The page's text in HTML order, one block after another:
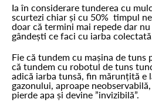
Ia în considerare tunderea cu
scurtezi chiar și cu 50% timpul
doar că termini mai repede dar
gândești ce faci cu iarba colectată.
Fie că tundem cu mașina de
că tundem cu robotul de tuns
adică iarba tunsă, fin mărunțită e
gazonului, aproape
pierde apa și devine ”invizibilă”.